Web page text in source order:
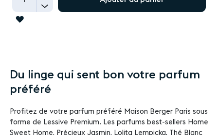
Du linge qui sent bon votre parfum
préféré
Profitez de votre parfum préféré Maison Berger Paris sous
forme de Lessive Premium. Les parfums best-sellers Home
Sweet Home, Précieux Jasmin, Lolita Lempicka, Thé Blanc
-
AJOUTER
D'ACHATS